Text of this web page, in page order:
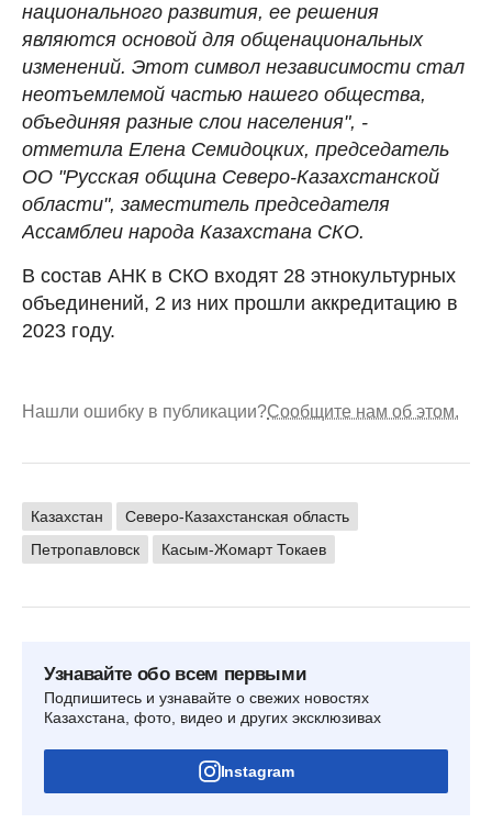
национального развития, ее решения
являются основой для общенациональных
изменений. Этот символ независимости стал
неотъемлемой частью нашего общества,
объединяя разные слои населения", -
отметила Елена Семидоцких, председатель
ОО "Русская община Северо-Казахстанской
области", заместитель председателя
Ассамблеи народа Казахстана СКО.
В состав АНК в СКО входят 28 этнокультурных
объединений, 2 из них прошли аккредитацию в
2023 году.
Нашли ошибку в публикации?Сообщите нам об этом.
Казахстан
Северо-Казахстанская область
Петропавловск
Касым-Жомарт Токаев
Узнавайте обо всем первыми
Подпишитесь и узнавайте о свежих новостях
Казахстана, фото, видео и других эксклюзивах
Instagram